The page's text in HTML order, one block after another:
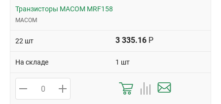
Транзисторы MACOM MRF158
MACOM
22 шт 3 335.16 Р
На складе 1 шт